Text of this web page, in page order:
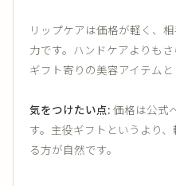
リップケアは価格が軽く、
力です。ハンドケアよりも
ギフト寄りの美容アイテムと
気をつけたい点: 価格は公式
す。主役ギフトというより
る方が自然です。